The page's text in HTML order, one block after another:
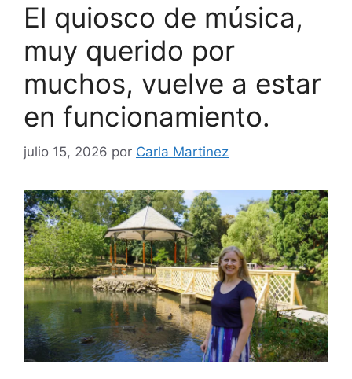
El quiosco de música,
muy querido por
muchos, vuelve a estar
en funcionamiento.
julio 15, 2026 por Carla Martinez